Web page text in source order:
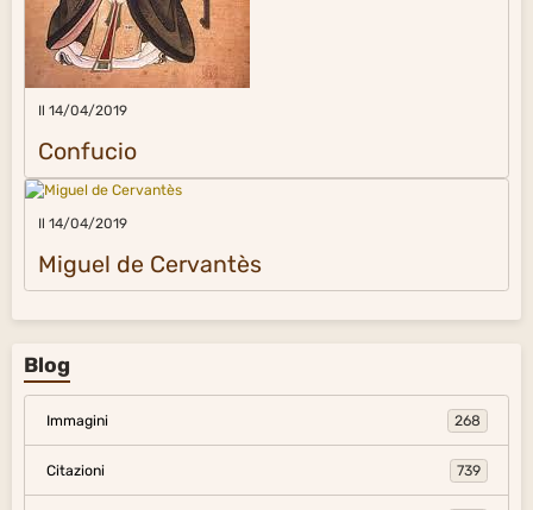
Il 14/04/2019
Confucio
Il 14/04/2019
Miguel de Cervantès
Blog
Immagini 268
Citazioni 739